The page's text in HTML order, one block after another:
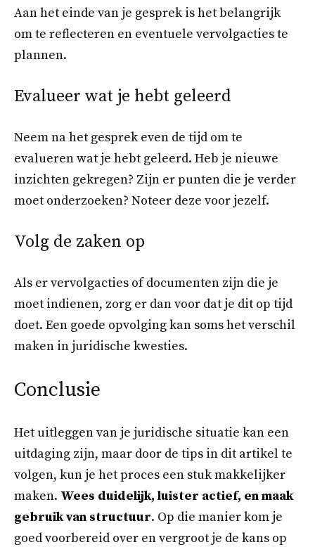
Aan het einde van je gesprek is het belangrijk
om te reflecteren en eventuele vervolgacties te
plannen.
Evalueer wat je hebt geleerd
Neem na het gesprek even de tijd om te
evalueren wat je hebt geleerd. Heb je nieuwe
inzichten gekregen? Zijn er punten die je verder
moet onderzoeken? Noteer deze voor jezelf.
Volg de zaken op
Als er vervolgacties of documenten zijn die je
moet indienen, zorg er dan voor dat je dit op tijd
doet. Een goede opvolging kan soms het verschil
maken in juridische kwesties.
Conclusie
Het uitleggen van je juridische situatie kan een
uitdaging zijn, maar door de tips in dit artikel te
volgen, kun je het proces een stuk makkelijker
maken. Wees duidelijk, luister actief, en maak
gebruik van structuur. Op die manier kom je
goed voorbereid over en vergroot je de kans op